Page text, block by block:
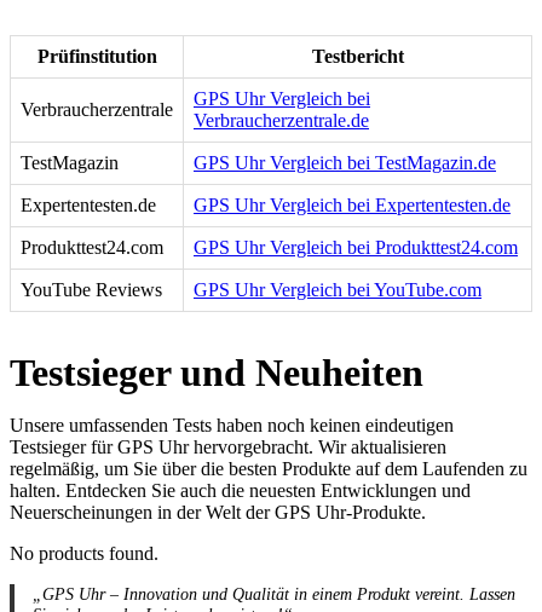
Prüfinstitution Testbericht
Verbraucherzentrale
GPS Uhr Vergleich bei
Verbraucherzentrale.de
TestMagazin GPS Uhr Vergleich bei TestMagazin.de
Expertentesten.de GPS Uhr Vergleich bei Expertentesten.de
Produkttest24.com GPS Uhr Vergleich bei Produkttest24.com
YouTube Reviews GPS Uhr Vergleich bei YouTube.com
Testsieger und Neuheiten
Unsere umfassenden Tests haben noch keinen eindeutigen
Testsieger für GPS Uhr hervorgebracht. Wir aktualisieren
regelmäßig, um Sie über die besten Produkte auf dem Laufenden zu
halten. Entdecken Sie auch die neuesten Entwicklungen und
Neuerscheinungen in der Welt der GPS Uhr-Produkte.
No products found.
„GPS Uhr – Innovation und Qualität in einem Produkt vereint. Lassen